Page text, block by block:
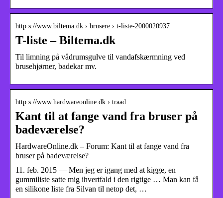
http s://www.biltema.dk › brusere › t-liste-2000020937
T-liste – Biltema.dk
Til limning på vådrumsgulve til vandafskærmning ved
brusehjørner, badekar mv.
http s://www.hardwareonline.dk › traad
Kant til at fange vand fra bruser på
badeværelse?
HardwareOnline.dk – Forum: Kant til at fange vand fra
bruser på badeværelse?
11. feb. 2015 — Men jeg er igang med at kigge, en
gummiliste satte mig ihvertfald i den rigtige … Man kan få
en silikone liste fra Silvan til netop det, …